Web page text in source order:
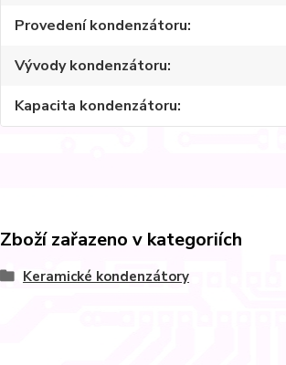
Provedení kondenzátoru
Vývody kondenzátoru
Kapacita kondenzátoru
Zboží zařazeno v kategoriích
Keramické kondenzátory